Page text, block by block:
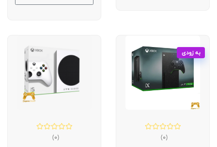
به زودی
(0)
(0)